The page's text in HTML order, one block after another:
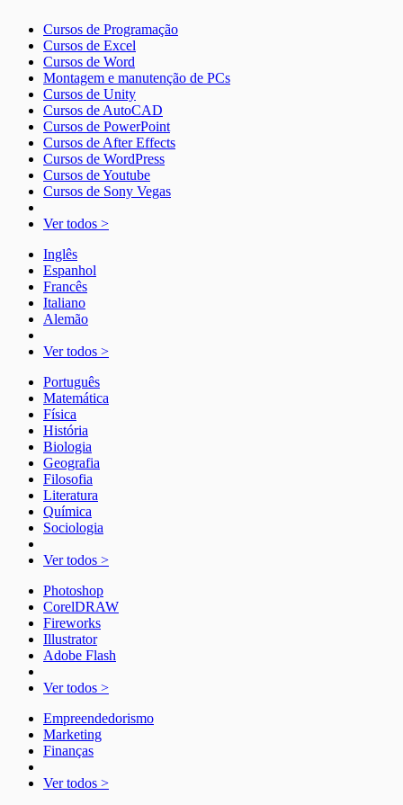
Cursos de Programação
Cursos de Excel
Cursos de Word
Montagem e manutenção de PCs
Cursos de Unity
Cursos de AutoCAD
Cursos de PowerPoint
Cursos de After Effects
Cursos de WordPress
Cursos de Youtube
Cursos de Sony Vegas
Ver todos >
Inglês
Espanhol
Francês
Italiano
Alemão
Ver todos >
Português
Matemática
Física
História
Biologia
Geografia
Filosofia
Literatura
Química
Sociologia
Ver todos >
Photoshop
CorelDRAW
Fireworks
Illustrator
Adobe Flash
Ver todos >
Empreendedorismo
Marketing
Finanças
Ver todos >